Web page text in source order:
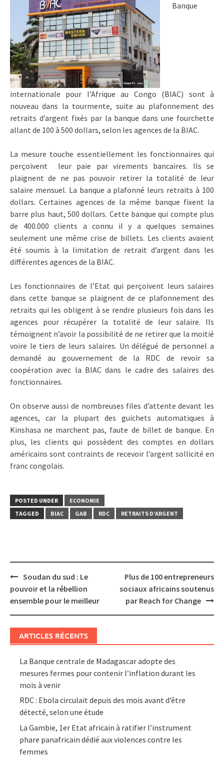
Banque
internationale pour l’Afrique au Congo (BIAC) sont à
nouveau dans la tourmente, suite au plafonnement des
retraits d’argent fixés par la banque dans une fourchette
allant de 100 à 500 dollars, selon les agences de la BIAC.
La mesure touche essentiellement les fonctionnaires qui
perçoivent leur paie par virements bancaires. Ils se
plaignent de ne pas pouvoir retirer la totalité de leur
salaire mensuel. La banque a plafonné leurs retraits à 100
dollars. Certaines agences de la même banque fixent la
barre plus haut, 500 dollars. Cette banque qui compte plus
de 400.000 clients a connu il y a quelques semaines
seulement une même crise de billets. Les clients avaient
été soumis à la limitation de retrait d’argent dans les
différentes agences de la BIAC.
Les fonctionnaires de l’Etat qui perçoivent leurs salaires
dans cette banque se plaignent de ce plafonnement des
retraits qui les obligent à se rendre plusieurs fois dans les
agences pour récupérer la totalité de leur salaire. Ils
témoignent n’avoir la possibilité de ne retirer que la moitié
voire le tiers de leurs salaires. Un délégué de personnel a
demandé au gouvernement de la RDC de revoir sa
coopération avec la BIAC dans le cadre des salaires des
fonctionnaires.
On observe aussi de nombreuses files d’attente devant les
agences, car la plupart des guichets automatiques à
Kinshasa ne marchent pas, faute de billet de banque. En
plus, les clients qui possèdent des comptes en dollars
américains sont contraints de recevoir l’argent sollicité en
franc congolais.
POSTED UNDER
ECONOMIE
TAGGED
BIAC GAB RDC RETRAITS D’ARGENT
Post
navigation
Soudan du sud : Le
pouvoir et la rébellion
ensemble pour le meilleur
Plus de 100 entrepreneurs
sociaux africains soutenus
par Reach for Change
ARTICLES RÉCENTS
La Banque centrale de Madagascar adopte des
mesures fermes pour contenir l’inflation durant les
mois à venir
RDC : Ebola circulait depuis des mois avant d’être
détecté, selon une étude
La Gambie, 1er Etat africain à ratifier l’instrument
phare panafricain dédié aux violences contre les
femmes